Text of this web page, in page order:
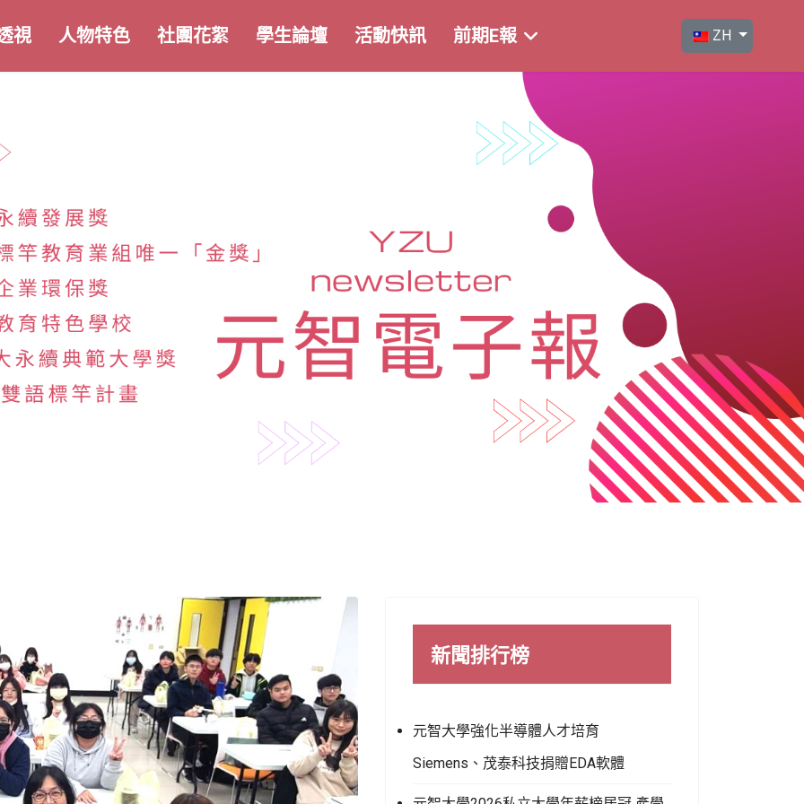
視 人物特色 社團花絮 學生論壇 活動快訊 前期E報 選擇你的語言
ZH
新聞排行榜
元智大學強化半導體人才培育
Siemens、茂泰科技捐贈EDA軟體